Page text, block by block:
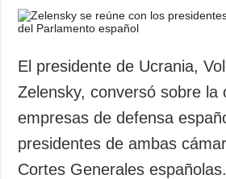
El presidente de Ucrania,
Zelensky, conversó sobre la
empresas de defensa
presidentes de ambas
Cortes Generales españolas.